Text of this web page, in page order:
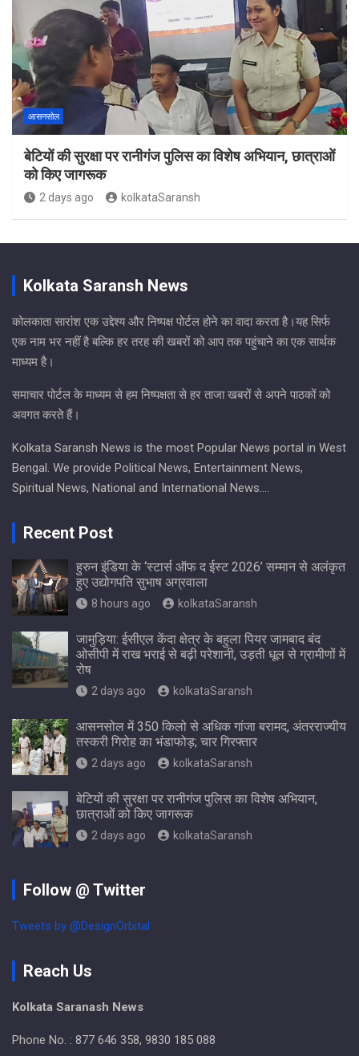
आसनसोल
बेटियों की सुरक्षा पर रानीगंज पुलिस का विशेष अभियान, छात्राओं
को किए जागरूक
2 days ago kolkataSaransh
Kolkata Saransh News
कोलकाता सारांश एक उद्देश्य और निष्पक्ष पोर्टल होने का वादा करता है।यह सिर्फ
एक नाम भर नहीं है बल्कि हर तरह की खबरों को आप तक पहुंचाने का एक सार्थक
माध्यम है।
समाचार पोर्टल के माध्यम से हम निष्पक्षता से हर ताजा खबरों से अपने पाठकों को
अवगत करते हैं।
Kolkata Saransh News is the most Popular News portal in West
Bengal. We provide Political News, Entertainment News,
Spiritual News, National and International News….
Recent Post
हुरुन इंडिया के ‘स्टार्स ऑफ द ईस्ट 2026’ सम्मान से अलंकृत
हुए उद्योगपति सुभाष अग्रवाला
8 hours ago kolkataSaransh
जामुड़िया: ईसीएल केंदा क्षेत्र के बहुला पियर जामबाद बंद
ओसीपी में राख भराई से बढ़ी परेशानी, उड़ती धूल से ग्रामीणों में
रोष
2 days ago kolkataSaransh
आसनसोल में 350 किलो से अधिक गांजा बरामद, अंतरराज्यीय
तस्करी गिरोह का भंडाफोड़; चार गिरफ्तार
2 days ago kolkataSaransh
बेटियों की सुरक्षा पर रानीगंज पुलिस का विशेष अभियान,
छात्राओं को किए जागरूक
2 days ago kolkataSaransh
Follow @ Twitter
Tweets by @DesignOrbital
Reach Us
Kolkata Saranash News
Phone No. : 877 646 358, 9830 185 088